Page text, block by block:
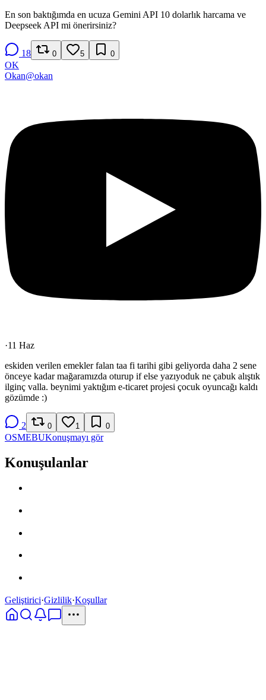
En son baktığımda en ucuza Gemini API 10 dolarlık harcama ve
Deepseek API mi önerirsiniz?
18 0 5 0
OK
Okan@okan
·11 Haz
eskiden verilen emekler falan taa fi tarihi gibi geliyorda daha 2 sene
önceye kadar mağaramızda oturup if else yazıyoduk ne çabuk alıştık
ilginç valla. beynimi yaktığım e-ticaret projesi çocuk oyuncağı kaldı
gözümde :)
2 0 1 0
OSMEBUKonuşmayı gör
Konuşulanlar
Geliştirici·Gizlilik·Koşullar